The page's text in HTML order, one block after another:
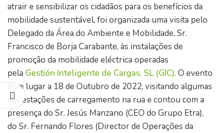
atrair e sensibilizar os cidadãos para os benefícios da
mobilidade sustentável, foi organizada uma visita pelo
Delegado da Área do Ambiente e Mobilidade, Sr.
Francisco de Borja Carabante, às instalações de
promoção da mobilidade eléctrica operadas
pela Gestión Inteligente de Cargas, SL (GIC). O evento
teve lugar a 18 de Outubro de 2022, visitando algumas
das estações de carregamento na rua e contou com a
presença do Sr. Jesús Manzano (CEO do Grupo Etra),
do Sr. Fernando Flores (Director de Operações da